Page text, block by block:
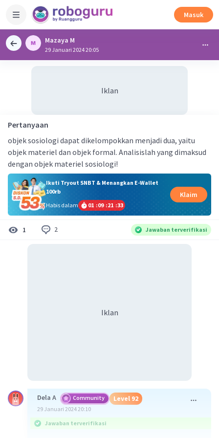
Masuk
Mazaya M
29 Januari 2024 20:05
Iklan
Pertanyaan
objek sosiologi dapat dikelompokkan menjadi dua, yaitu
objek materiel dan objek formal. Analisislah yang dimaksud
dengan objek materiel sosiologi!
Ikuti Tryout SNBT & Menangkan E-Wallet
100rb
Habis dalam
01 :09 :21 :32
Klaim
1 2 Jawaban terverifikasi
Iklan
Dela A Community Level 92
29 Januari 2024 20:10
Jawaban terverifikasi